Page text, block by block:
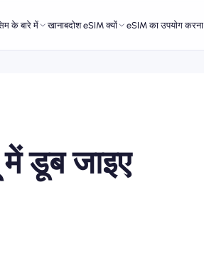
के बारे में खानाबदोश eSIM क्यों eSIM का उपयोग करना
में डूब जाइए